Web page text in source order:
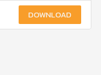
DOWNLOAD